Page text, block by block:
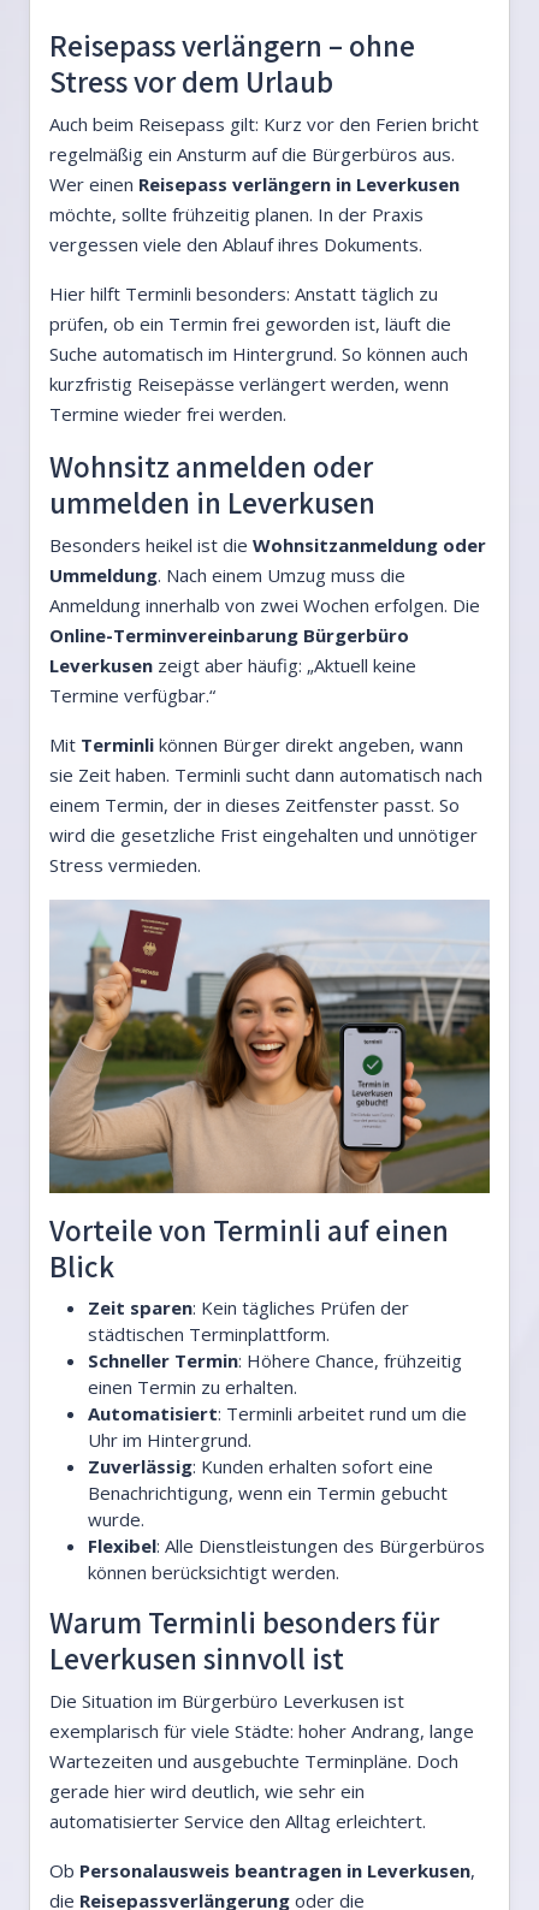
Reisepass verlängern – ohne
Stress vor dem Urlaub
Auch beim Reisepass gilt: Kurz vor den Ferien bricht
regelmäßig ein Ansturm auf die Bürgerbüros aus.
Wer einen Reisepass verlängern in Leverkusen
möchte, sollte frühzeitig planen. In der Praxis
vergessen viele den Ablauf ihres Dokuments.
Hier hilft Terminli besonders: Anstatt täglich zu
prüfen, ob ein Termin frei geworden ist, läuft die
Suche automatisch im Hintergrund. So können auch
kurzfristig Reisepässe verlängert werden, wenn
Termine wieder frei werden.
Wohnsitz anmelden oder
ummelden in Leverkusen
Besonders heikel ist die Wohnsitzanmeldung oder
Ummeldung. Nach einem Umzug muss die
Anmeldung innerhalb von zwei Wochen erfolgen. Die
Online-Terminvereinbarung Bürgerbüro
Leverkusen zeigt aber häufig: „Aktuell keine
Termine verfügbar.“
Mit Terminli können Bürger direkt angeben, wann
sie Zeit haben. Terminli sucht dann automatisch nach
einem Termin, der in dieses Zeitfenster passt. So
wird die gesetzliche Frist eingehalten und unnötiger
Stress vermieden.
Vorteile von Terminli auf einen
Blick
Zeit sparen: Kein tägliches Prüfen der
städtischen Terminplattform.
Schneller Termin: Höhere Chance, frühzeitig
einen Termin zu erhalten.
Automatisiert: Terminli arbeitet rund um die
Uhr im Hintergrund.
Zuverlässig: Kunden erhalten sofort eine
Benachrichtigung, wenn ein Termin gebucht
wurde.
Flexibel: Alle Dienstleistungen des Bürgerbüros
können berücksichtigt werden.
Warum Terminli besonders für
Leverkusen sinnvoll ist
Die Situation im Bürgerbüro Leverkusen ist
exemplarisch für viele Städte: hoher Andrang, lange
Wartezeiten und ausgebuchte Terminpläne. Doch
gerade hier wird deutlich, wie sehr ein
automatisierter Service den Alltag erleichtert.
Ob Personalausweis beantragen in Leverkusen,
die Reisepassverlängerung oder die